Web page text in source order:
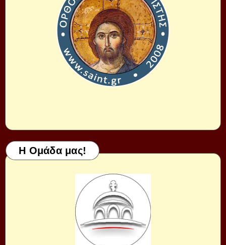
Η Ομάδα μας!